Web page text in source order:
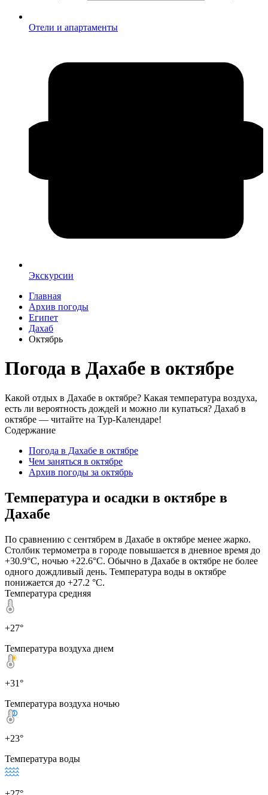
Отели и апартаменты
Экскурсии
Главная
Архив погоды
Египет
Дахаб
Октябрь
Погода в Дахабе в октябре
Какой отдых в Дахабе в октябре? Какая температура воздуха,
есть ли вероятность дождей и можно ли купаться? Дахаб в
октябре — читайте на Тур-Календаре!
Содержание
Погода в Дахабе в октябре
Чем заняться в октябре
Архив погоды за октябрь
Температура и осадки в октябре в
Дахабе
По сравнению с сентябрем в Дахабе в октябре менее жарко.
Столбик термометра в городе повышается в дневное время до
+30.9°C, ночью +22.6°C. Обычно в Дахабе в октябре не более
одного дождливый день. Температура воды в октябре
понижается до +27.2 °C.
Температура средняя
+27°
Температура воздуха днем
+31°
Температура воздуха ночью
+23°
Температура воды